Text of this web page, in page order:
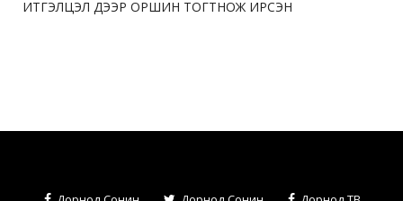
ИТГЭЛЦЭЛ ДЭЭР ОРШИН ТОГТНОЖ ИРСЭН